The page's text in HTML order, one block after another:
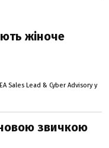
жіноче
Sales Lead & Cyber Advisory у
звичкою